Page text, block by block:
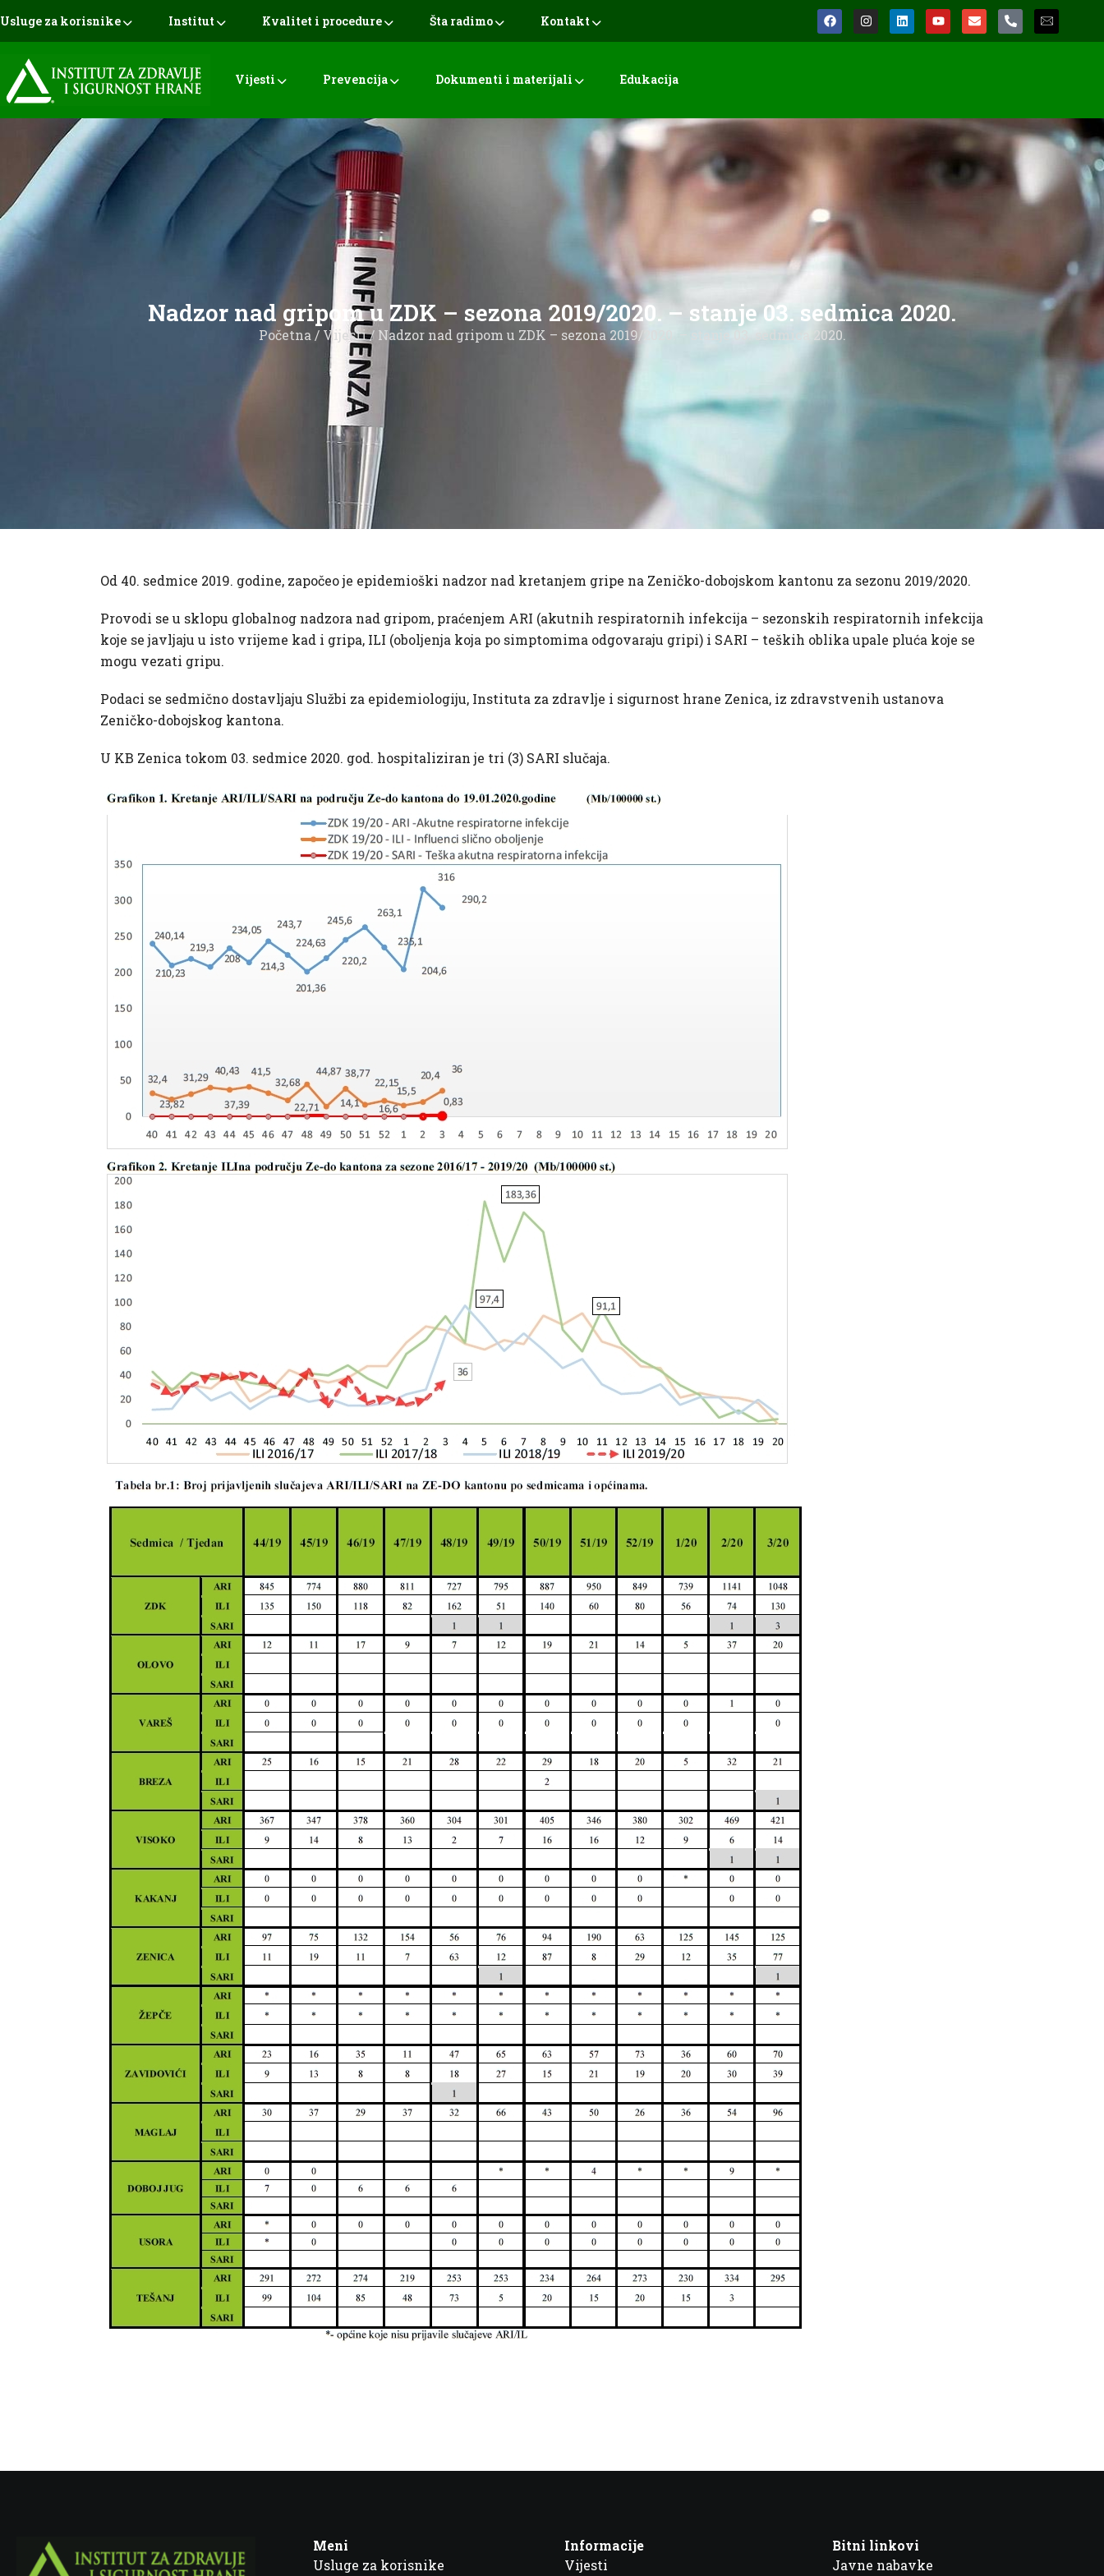
Usluge za korisnike Institut Kvalitet i procedure Šta radimo Kontakt
Vijesti Prevencija Dokumenti i materijali Edukacija
Nadzor nad gripom u ZDK – sezona 2019/2020. – stanje 03. sedmica 2020.
Početna/ Vijesti/ Nadzor nad gripom u ZDK – sezona 2019/2020. – stanje 03. sedmica 2020.
Od 40. sedmice 2019. godine, započeo je epidemioški nadzor nad kretanjem gripe na Zeničko-dobojskom kantonu za sezonu 2019/2020.
Provodi se u sklopu globalnog nadzora nad gripom, praćenjem ARI (akutnih respiratornih infekcija – sezonskih respiratornih infekcija
koje se javljaju u isto vrijeme kad i gripa, ILI (oboljenja koja po simptomima odgovaraju gripi) i SARI – teških oblika upale pluća koje se
mogu vezati gripu.
Podaci se sedmično dostavljaju Službi za epidemiologiju, Instituta za zdravlje i sigurnost hrane Zenica, iz zdravstvenih ustanova
Zeničko-dobojskog kantona.
U KB Zenica tokom 03. sedmice 2020. god. hospitaliziran je tri (3) SARI slučaja.
Meni
Usluge za korisnike
Informacije
Vijesti
Bitni linkovi
Javne nabavke